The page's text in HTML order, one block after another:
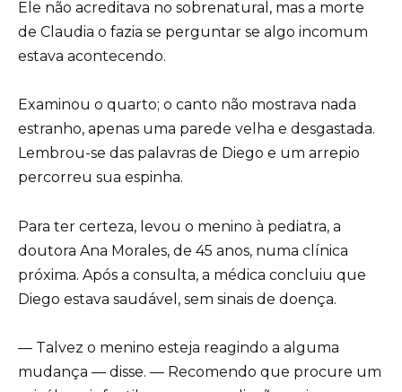
Ele não acreditava no sobrenatural, mas a morte
de Claudia o fazia se perguntar se algo incomum
estava acontecendo.
Examinou o quarto; o canto não mostrava nada
estranho, apenas uma parede velha e desgastada.
Lembrou-se das palavras de Diego e um arrepio
percorreu sua espinha.
Para ter certeza, levou o menino à pediatra, a
doutora Ana Morales, de 45 anos, numa clínica
próxima. Após a consulta, a médica concluiu que
Diego estava saudável, sem sinais de doença.
— Talvez o menino esteja reagindo a alguma
mudança — disse. — Recomendo que procure um